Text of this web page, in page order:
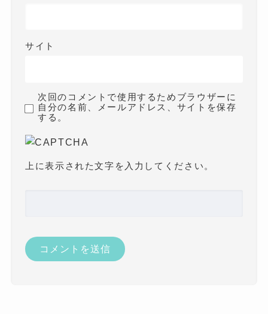
サイト
次回のコメントで使用するためブラウザーに
自分の名前、メールアドレス、サイトを保存
する。
上に表示された文字を入力してください。